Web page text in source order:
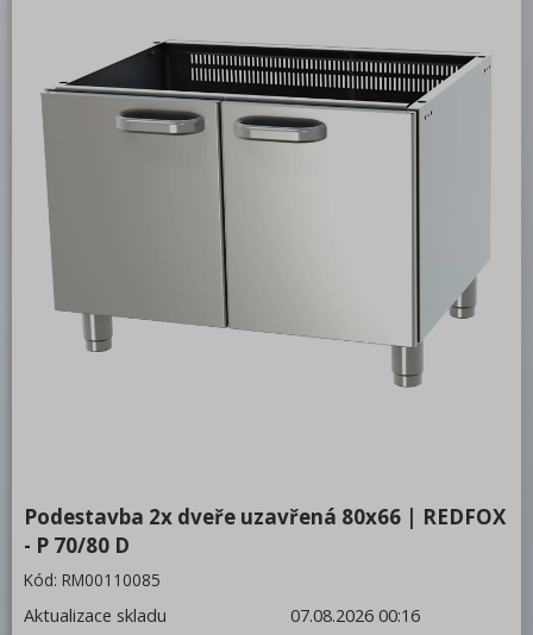
Chlazení
Mycí program
Regálový systém
Drop In - Monoblok
Bufety, drop-in, vitríny, výdejní vany a
RM
Stolní sporáky
Grilovací desky
Podestavba 2x dveře uzavřená 80x66 | REDFOX
- P 70/80 D
Kód: RM00110085
Aktualizace skladu
07.08.2026 00:16